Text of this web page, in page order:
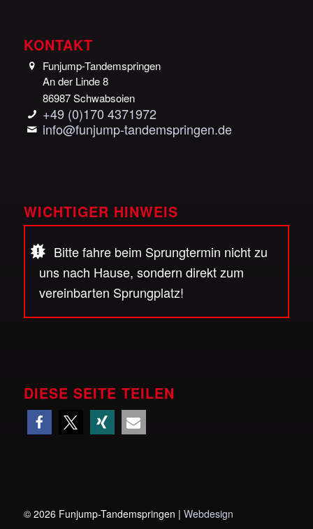
KONTAKT
Funjump-Tandemspringen
An der Linde 8
86987 Schwabsoien
+49 (0)170 4371972
info@funjump-tandemspringen.de
WICHTIGER HINWEIS
Bitte fahre beim Sprungtermin nicht zu
uns nach Hause, sondern direkt zum
vereinbarten Sprungplatz!
DIESE SEITE TEILEN
© 2026 Funjump-Tandemspringen | Webdesign